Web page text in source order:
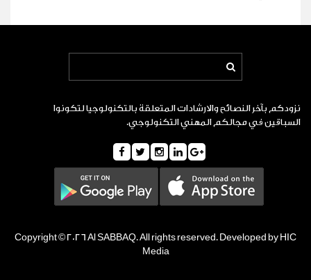
نزودكم بآخر النصائح والارشادات المتعلقة بالتكنولوجيا لتكونوا
السباقين في مجالكم المهني التكنولوجي.
Copyright © 2026 Al SABBAQ. All rights reserved. Developed by HIC
Media